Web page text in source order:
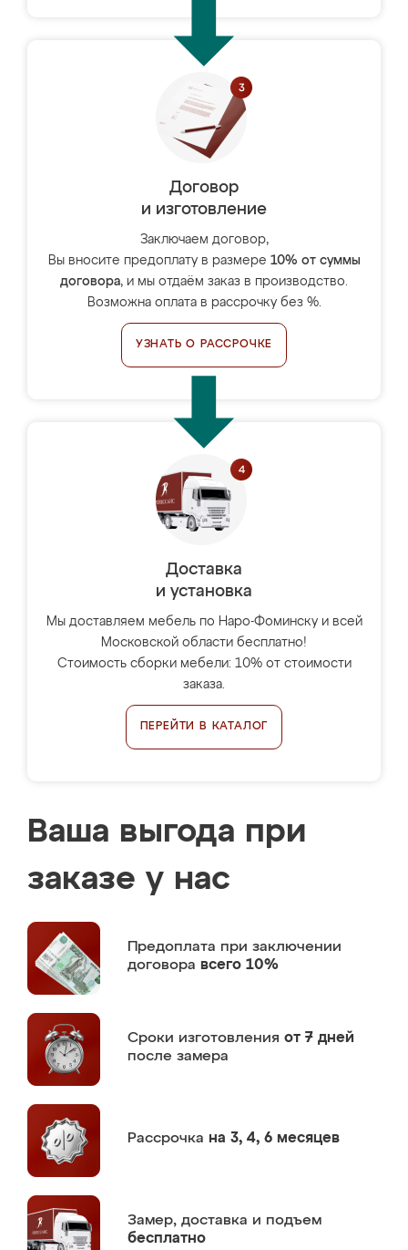
Договор
и изготовление
Заключаем договор,
Вы вносите предоплату в размере 10% от суммы
договора, и мы отдаём заказ в производство.
Возможна оплата в рассрочку без %.
УЗНАТЬ О РАССРОЧКЕ
Доставка
и установка
Мы доставляем мебель по Наро-Фоминску и всей
Московской области бесплатно!
Стоимость сборки мебели: 10% от стоимости
заказа.
ПЕРЕЙТИ В КАТАЛОГ
Ваша выгода при
заказе у нас
Предоплата при заключении
договора всего 10%
Сроки изготовления от 7 дней
после замера
Рассрочка на 3, 4, 6 месяцев
Замер, доставка и подъем
бесплатно